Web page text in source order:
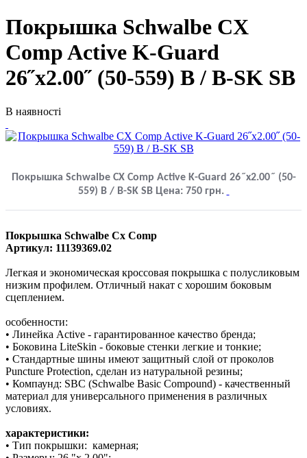
Покрышка Schwalbe CX
Comp Active K-Guard
26˝x2.00˝ (50-559) B / B-SK SB
В наявності
Покрышка Schwalbe CX Comp Active K-Guard 26˝x2.00˝ (50-
559) B / B-SK SB Цена:750 грн.
Покрышка Schwalbe Cx Comp
Артикул: 11139369.02
Легкая и экономическая кроссовая покрышка с полусликовым
низким профилем. Отличный накат с хорошим боковым
сцеплением.
особенности:
• Линейка Active - гарантированное качество бренда;
• Боковина LiteSkin - боковые стенки легкие и тонкие;
• Стандартные шины имеют защитный слой от проколов
Puncture Protection, сделан из натуральной резины;
• Компаунд: SBC (Schwalbe Basic Compound) - качественный
материал для универсального применения в различных
условиях.
характеристики:
• Тип покрышки: камерная;